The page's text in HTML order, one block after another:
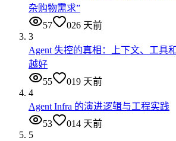
杂购物需求”
57
026 天前
3
Agent 失控的真相：上下文、工具
越好
55
019 天前
4
Agent Infra 的演进逻辑与工程实践
53
014 天前
5